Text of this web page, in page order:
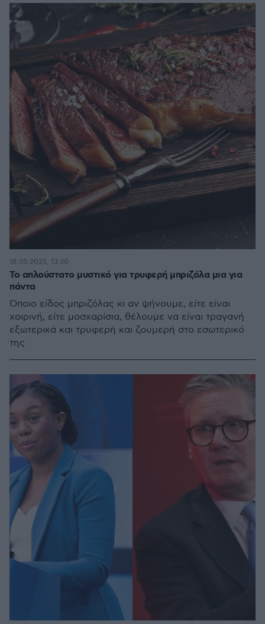
Το απλούστατο μυστικό για τρυφερή μπριζόλα μια για
πάντα
Όποιο είδος μπριζόλας κι αν ψήνουμε, είτε είναι
χοιρινή, είτε μοσχαρίσια, θέλουμε να είναι τραγανή
εξωτερικά και τρυφερή και ζουμερή στο εσωτερικό
της
18.05.2025, 13:30